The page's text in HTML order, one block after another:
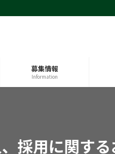
募集情報
Information
採用に関す